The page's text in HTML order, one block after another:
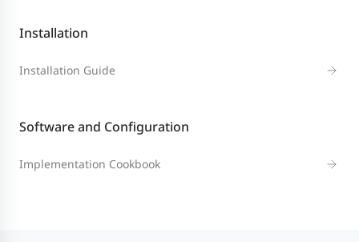
Installation
Installation Guide
Software and Configuration
Implementation Cookbook